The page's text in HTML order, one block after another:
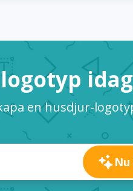
idag
en husdjur-